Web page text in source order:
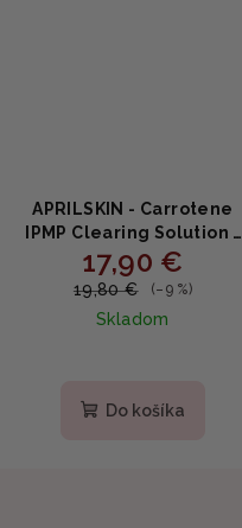
APRILSKIN - Carrotene
IPMP Clearing Solution -
Sérum na liečbu akné s
beta-karoténom 20ml
17,90 €
19,80 € (–9 %)
Skladom
Do košíka